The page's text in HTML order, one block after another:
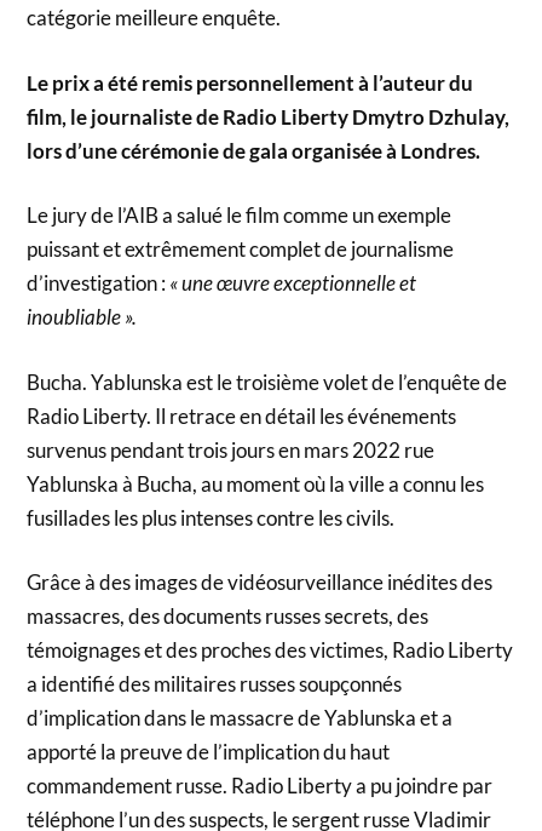
catégorie meilleure enquête.
Le prix a été remis personnellement à l’auteur du
film, le journaliste de Radio Liberty Dmytro Dzhulay,
lors d’une cérémonie de gala organisée à Londres.
Le jury de l’AIB a salué le film comme un exemple
puissant et extrêmement complet de journalisme
d’investigation :« une œuvre exceptionnelle et
inoubliable ».
Bucha. Yablunska est le troisième volet de l’enquête de
Radio Liberty. Il retrace en détail les événements
survenus pendant trois jours en mars 2022 rue
Yablunska à Bucha, au moment où la ville a connu les
fusillades les plus intenses contre les civils.
Grâce à des images de vidéosurveillance inédites des
massacres, des documents russes secrets, des
témoignages et des proches des victimes, Radio Liberty
a identifié des militaires russes soupçonnés
d’implication dans le massacre de Yablunska et a
apporté la preuve de l’implication du haut
commandement russe. Radio Liberty a pu joindre par
téléphone l’un des suspects, le sergent russe Vladimir